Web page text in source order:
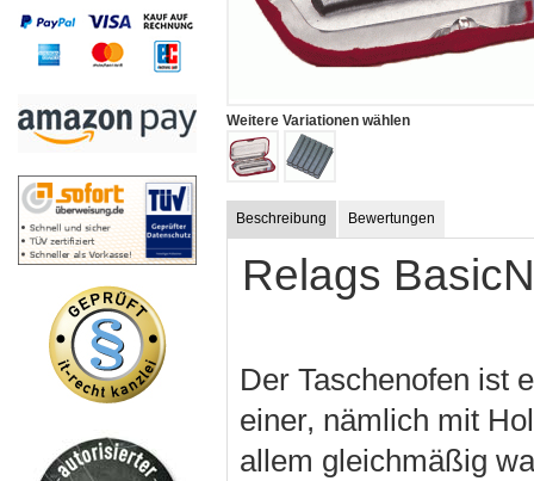
Weitere Variationen wählen
Beschreibung Bewertungen
Relags
Der Taschenofen ist
einer, nämlich mit
allem gleichmäßig